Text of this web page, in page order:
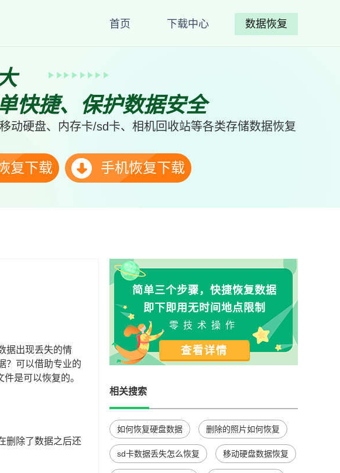
首页 下载中心 数据恢复
快捷、保护数据安全
动硬盘、内存卡/sd卡、相机回收站等各类存储数据恢复
复下载 手机恢复下载
据出现丢失的情
？可以借助专业的
是可以恢复的。
删除了数据之后还
简单三个步骤，快捷恢复数据
即下即用无时间地点限制
零技术操作
查看详情
相关搜索
如何恢复硬盘数据 删除的照片如何恢复
sd卡数据丢失怎么恢复 移动硬盘数据恢复